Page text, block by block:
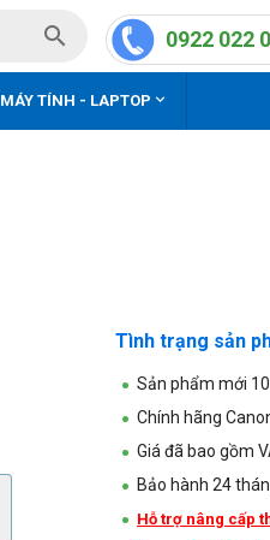
0922 022

MÁY TÍNH - LAPTOP 
Tình trạng sản
Sản phẩm mới
Chính hãng
Giá đã bao gồm
Bảo hành 24
Hỗ trợ nâng cấp